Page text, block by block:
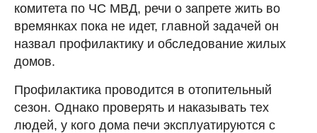
комитета по ЧС МВД, речи о запрете жить во
времянках пока не идет, главной задачей он
назвал профилактику и обследование жилых
домов.
Профилактика проводится в отопительный
сезон. Однако проверять и наказывать тех
людей, у кого дома печи эксплуатируются с